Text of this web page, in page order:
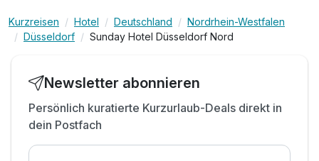
Kurzreisen Hotel Deutschland
Nordrhein-Westfalen
Düsseldorf
Sunday Hotel Düsseldorf Nord
Newsletter abonnieren
Persönlich kuratierte Kurzurlaub-Deals direkt in
dein Postfach